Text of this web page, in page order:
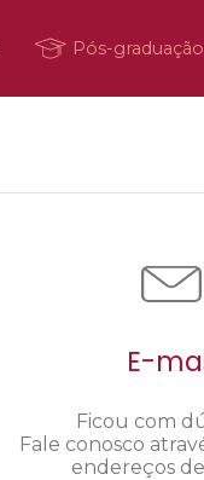
Pós-graduação
E-
Ficou com
Fale conosco
endereços